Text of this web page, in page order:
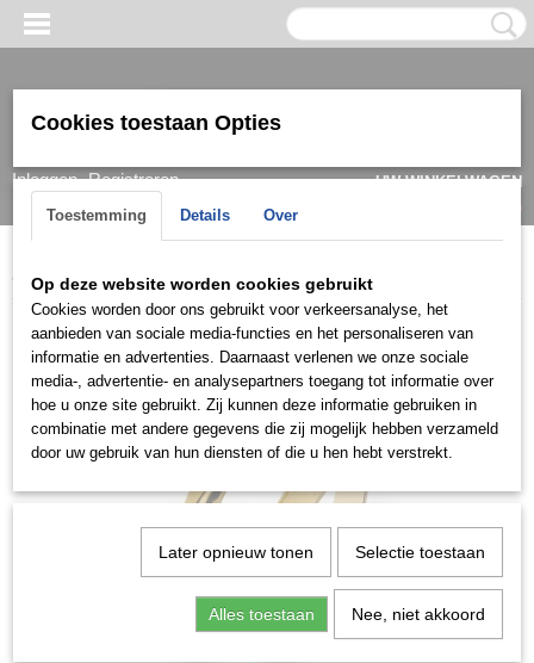
Inloggen Registreren
UW WINKELWAGEN
(0)
Home > > Trouwringen / Wedding DE collectie
Cookies toestaan Opties
Toestemming Details Over
Op deze website worden cookies gebruikt
Cookies worden door ons gebruikt voor verkeersanalyse, het
aanbieden van sociale media-functies en het personaliseren van
informatie en advertenties. Daarnaast verlenen we onze sociale
media-, advertentie- en analysepartners toegang tot informatie over
hoe u onze site gebruikt. Zij kunnen deze informatie gebruiken in
combinatie met andere gegevens die zij mogelijk hebben verzameld
door uw gebruik van hun diensten of die u hen hebt verstrekt.
Later opnieuw tonen Selectie toestaan
Alles toestaan Nee, niet akkoord